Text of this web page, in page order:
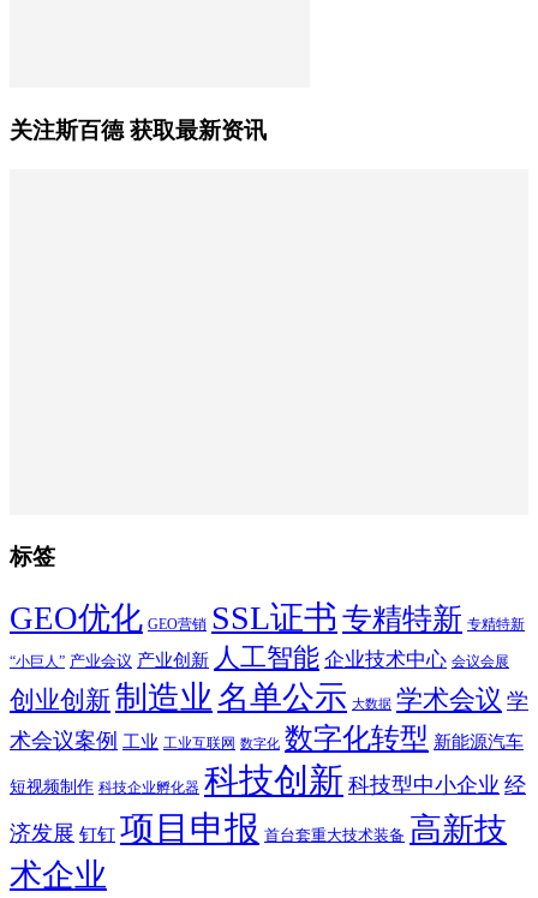
关注斯百德 获取最新资讯
标签
GEO优化 GEO营销 SSL证书 专精特新 专精特新
“小巨人” 产业会议 产业创新 人工智能 企业技术中心 会议会展
创业创新制造业名单公示 大数据 学术会议 学
术会议案例 工业 工业互联网 数字化 数字化转型 新能源汽车
短视频制作 科技企业孵化器 科技创新 科技型中小企业 经
济发展 钉钉 项目申报 首台套重大技术装备 高新技
术企业